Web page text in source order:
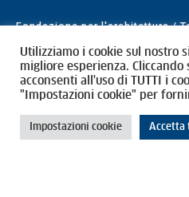
Fondazione per l'architettura /
Designed by quattrolinee.it
Cookie Policy
Privacy Policy
Utilizziamo i cookie sul nostro
migliore esperienza. Cliccando
acconsenti all'uso di TUTTI i
"Impostazioni cookie" per
Impostazioni cookie Accetta